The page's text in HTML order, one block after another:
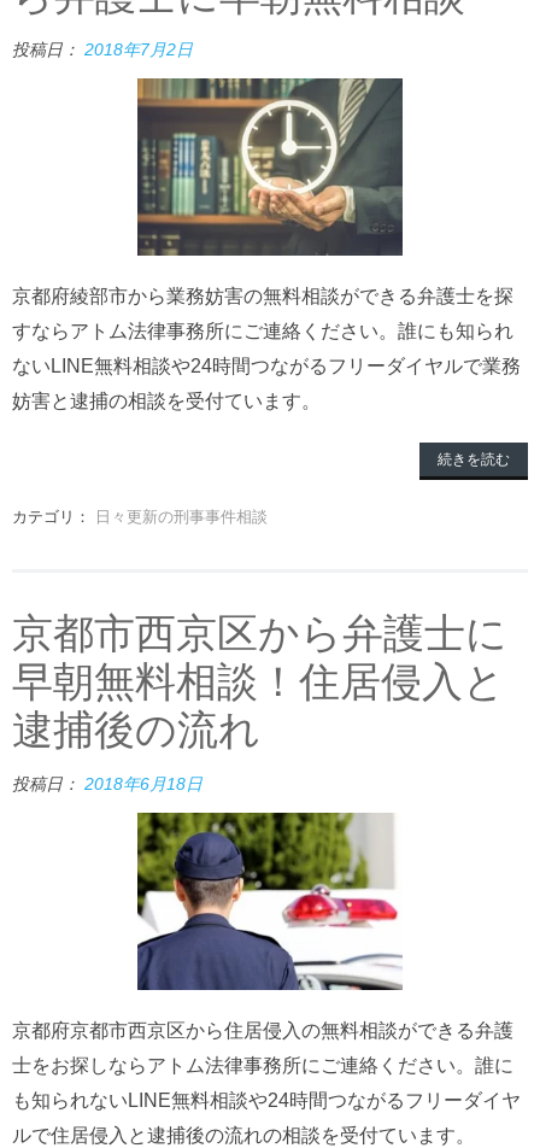
投稿日： 2018年7月2日
京都府綾部市から業務妨害の無料相談ができる弁護士を探
すならアトム法律事務所にご連絡ください。誰にも知られ
ないLINE無料相談や24時間つながるフリーダイヤルで業務
妨害と逮捕の相談を受付ています。
続きを読む
カテゴリ： 日々更新の刑事事件相談
京都市西京区から弁護士に
早朝無料相談！住居侵入と
逮捕後の流れ
投稿日： 2018年6月18日
京都府京都市西京区から住居侵入の無料相談ができる弁護
士をお探しならアトム法律事務所にご連絡ください。誰に
も知られないLINE無料相談や24時間つながるフリーダイヤ
ルで住居侵入と逮捕後の流れの相談を受付ています。